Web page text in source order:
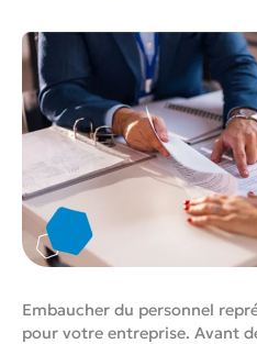
Embaucher du personnel
pour votre entreprise. Avant